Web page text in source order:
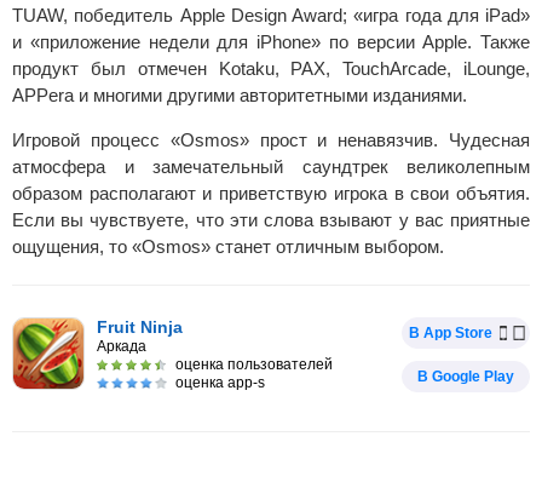
TUAW, победитель Apple Design Award; «игра года для iPad»
и «приложение недели для iPhone» по версии Apple. Также
продукт был отмечен Kotaku, PAX, TouchArcade, iLounge,
APPera и многими другими авторитетными изданиями.
Игровой процесс «Osmos» прост и ненавязчив. Чудесная
атмосфера и замечательный саундтрек великолепным
образом располагают и приветствую игрока в свои объятия.
Если вы чувствуете, что эти слова взывают у вас приятные
ощущения, то «Osmos» станет отличным выбором.
Fruit Ninja
Аркада
оценка пользователей
оценка app-s
В App Store
В Google Play